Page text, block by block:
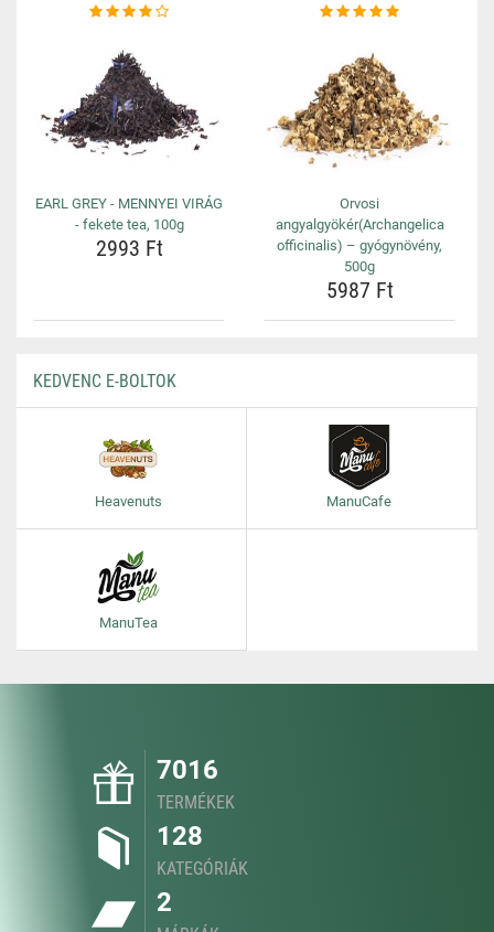
EARL GREY - MENNYEI VIRÁG
- fekete tea, 100g
2993 Ft
Orvosi
angyalgyökér(Archangelica
officinalis) – gyógynövény,
500g
5987 Ft
KEDVENC E-BOLTOK
Heavenuts ManuCafe
ManuTea
7016
TERMÉKEK
128
KATEGÓRIÁK
2